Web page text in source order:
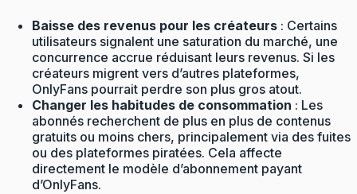
Baisse des revenus pour les créateurs : Certains
utilisateurs signalent une saturation du marché, une
concurrence accrue réduisant leurs revenus. Si les
créateurs migrent vers d’autres plateformes,
OnlyFans pourrait perdre son plus gros atout.
Changer les habitudes de consommation : Les
abonnés recherchent de plus en plus de contenus
gratuits ou moins chers, principalement via des fuites
ou des plateformes piratées. Cela affecte
directement le modèle d’abonnement payant
d’OnlyFans.